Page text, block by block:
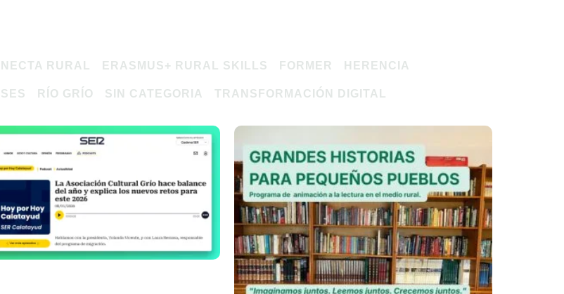
RURAL ERASMUS+ RURAL SKILLS FORMER HERENCIA
RÍO GRÍO SIN CATEGORIA TRANSFORMACIÓN DIGITAL